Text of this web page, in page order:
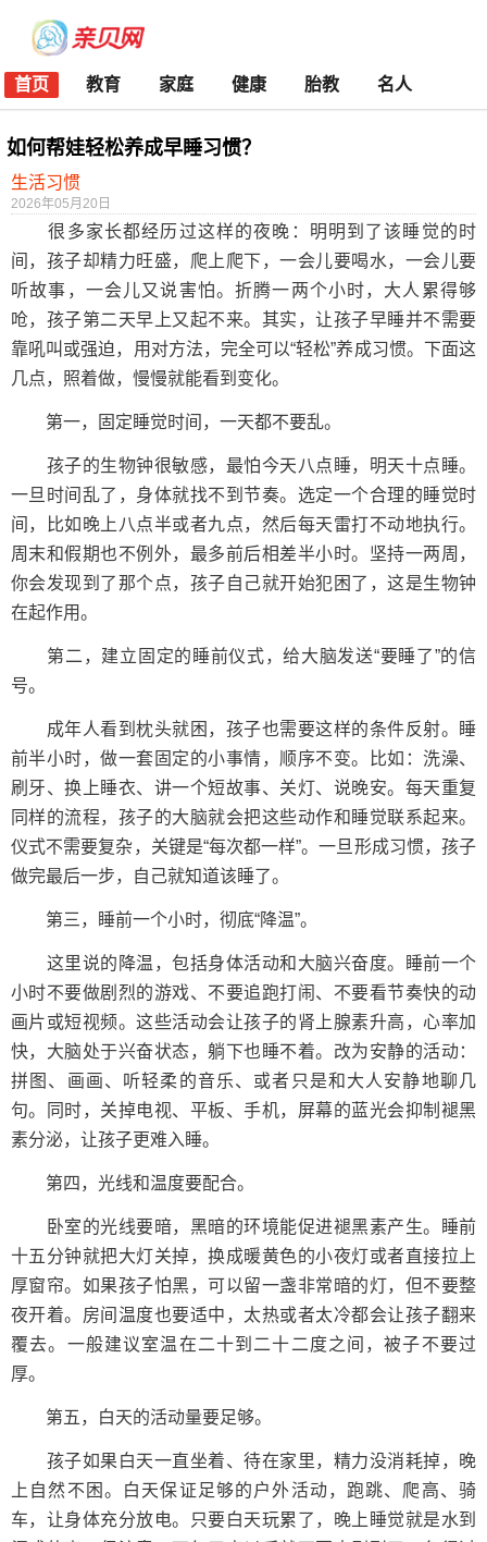
首页 教育 家庭 健康 胎教 名人
如何帮娃轻松养成早睡习惯？
生活习惯
2026年05月20日
很多家长都经历过这样的夜晚：明明到了该睡觉的时
间，孩子却精力旺盛，爬上爬下，一会儿要喝水，一会儿要
听故事，一会儿又说害怕。折腾一两个小时，大人累得够
呛，孩子第二天早上又起不来。其实，让孩子早睡并不需要
靠吼叫或强迫，用对方法，完全可以“轻松”养成习惯。下面这
几点，照着做，慢慢就能看到变化。
第一，固定睡觉时间，一天都不要乱。
孩子的生物钟很敏感，最怕今天八点睡，明天十点睡。
一旦时间乱了，身体就找不到节奏。选定一个合理的睡觉时
间，比如晚上八点半或者九点，然后每天雷打不动地执行。
周末和假期也不例外，最多前后相差半小时。坚持一两周，
你会发现到了那个点，孩子自己就开始犯困了，这是生物钟
在起作用。
第二，建立固定的睡前仪式，给大脑发送“要睡了”的信
号。
成年人看到枕头就困，孩子也需要这样的条件反射。睡
前半小时，做一套固定的小事情，顺序不变。比如：洗澡、
刷牙、换上睡衣、讲一个短故事、关灯、说晚安。每天重复
同样的流程，孩子的大脑就会把这些动作和睡觉联系起来。
仪式不需要复杂，关键是“每次都一样”。一旦形成习惯，孩子
做完最后一步，自己就知道该睡了。
第三，睡前一个小时，彻底“降温”。
这里说的降温，包括身体活动和大脑兴奋度。睡前一个
小时不要做剧烈的游戏、不要追跑打闹、不要看节奏快的动
画片或短视频。这些活动会让孩子的肾上腺素升高，心率加
快，大脑处于兴奋状态，躺下也睡不着。改为安静的活动：
拼图、画画、听轻柔的音乐、或者只是和大人安静地聊几
句。同时，关掉电视、平板、手机，屏幕的蓝光会抑制褪黑
素分泌，让孩子更难入睡。
第四，光线和温度要配合。
卧室的光线要暗，黑暗的环境能促进褪黑素产生。睡前
十五分钟就把大灯关掉，换成暖黄色的小夜灯或者直接拉上
厚窗帘。如果孩子怕黑，可以留一盏非常暗的灯，但不要整
夜开着。房间温度也要适中，太热或者太冷都会让孩子翻来
覆去。一般建议室温在二十到二十二度之间，被子不要过
厚。
第五，白天的活动量要足够。
孩子如果白天一直坐着、待在家里，精力没消耗掉，晚
上自然不困。白天保证足够的户外活动，跑跳、爬高、骑
车，让身体充分放电。只要白天玩累了，晚上睡觉就是水到